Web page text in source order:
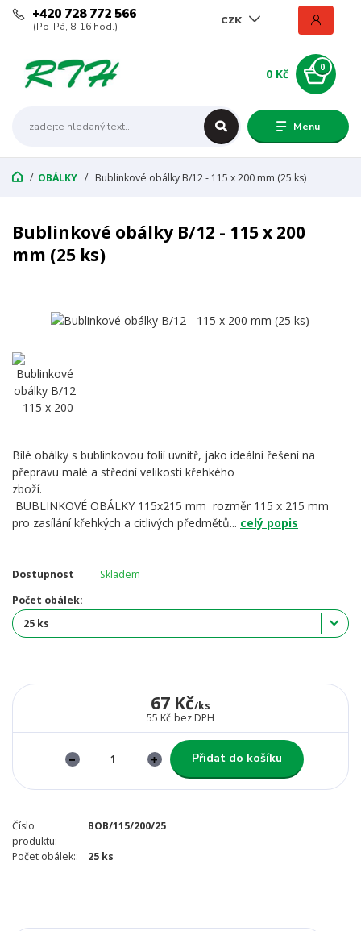
Menu
CZK
+420 728 772 566
(Po-Pá, 8-16 hod.)
0
0 Kč
OBÁLKY Bublinkové obálky B/12 - 115 x 200 mm (25 ks)
Bublinkové obálky B/12 - 115 x 200
mm (25 ks)
Bílé obálky s bublinkovou folií uvnitř, jako ideální řešení na
přepravu malé a střední velikosti křehkého
zboží.
BUBLINKOVÉ OBÁLKY 115x215 mm rozměr 115 x 215 mm
pro zasílání křehkých a citlivých předmětů... celý popis
Dostupnost
Skladem
Počet obálek:
67 Kč/ks
55 Kč bez DPH
Přidat do košíku
Číslo
produktu:
BOB/115/200/25
Počet obálek:: 25 ks